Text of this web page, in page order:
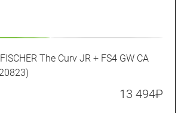
The Curv JR + FS4 GW CA
13 494₽